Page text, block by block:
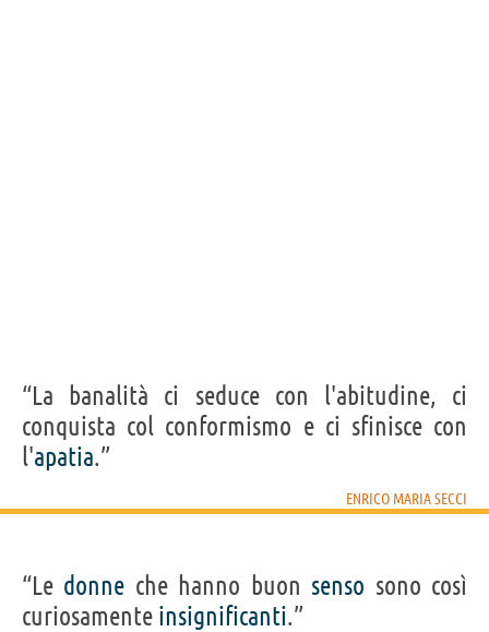
“La banalità ci seduce con l'abitudine, ci
conquista col conformismo e ci sfinisce con
l'apatia.”
ENRICO MARIA SECCI
“Le donne che hanno buon senso sono così
curiosamente insignificanti.”